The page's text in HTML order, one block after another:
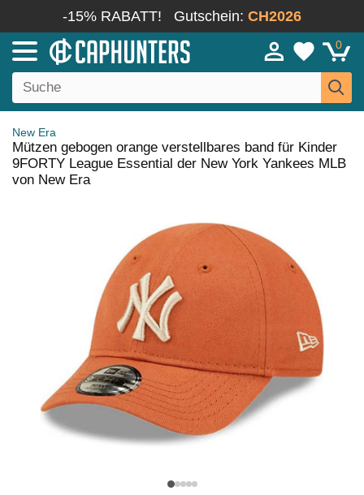
-15% RABATT! Gutschein: CH2026
0
New Era
Mützen gebogen orange verstellbares band für Kinder
9FORTY League Essential der New York Yankees MLB
von New Era